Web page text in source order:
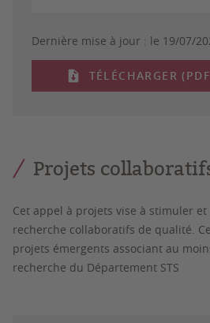
Dernière mise à jour : le 19/07/
TÉLÉCHARGER
Projets
Cet appel à projets vise à stimuler
recherche collaboratifs de qualité.
projets émergents associant au
recherche du Département STS